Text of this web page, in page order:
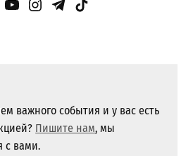
Page
YouTube
Instagram
Telegram
TikTok
важного события и у вас есть
Пишите нам, мы
с вами.